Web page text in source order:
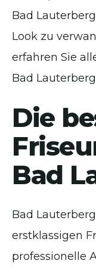
Bad
Look zu
erfahren Sie
Bad
Die
Bad
Bad
erstklassigen
professionelle